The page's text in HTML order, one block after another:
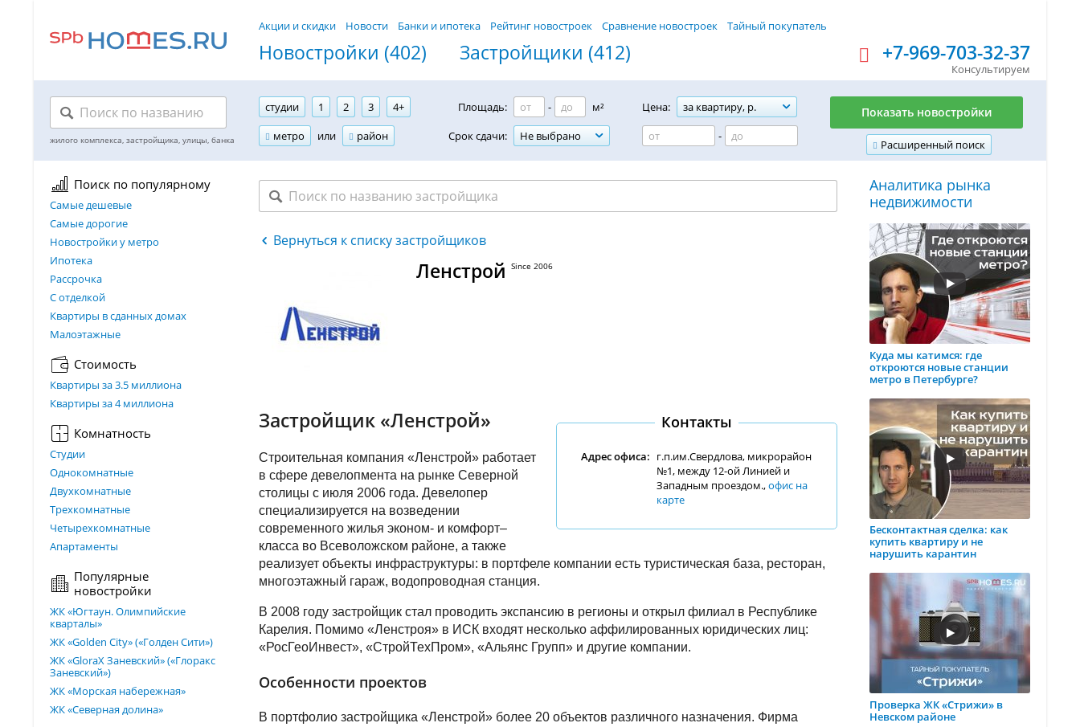
Акции и скидки Новости Банки и ипотека Рейтинг новостроек Сравнение новостроек Тайный покупатель
Новостройки (402) Застройщики (412) +7-969-703-32-37
Консультируем
студии 1 2 3
4+
метро
или район
Площадь: -
м²
Срок сдачи:
Не выбрано
Цена:
за квартиру, р.
-
Расширенный поиск
Показать новостройки
Поиск по популярному
Самые дешевые
Самые дорогие
Новостройки у метро
Ипотека
Рассрочка
С отделкой
Квартиры в сданных домах
Малоэтажные
Стоимость
Квартиры за 3.5 миллиона
Квартиры за 4 миллиона
Комнатность
Студии
Однокомнатные
Двухкомнатные
Трехкомнатные
Четырехкомнатные
Апартаменты
Популярные
новостройки
ЖК «Югтаун. Олимпийские
кварталы»
ЖК «Golden City» («Голден Сити»)
ЖК «GloraX Заневский»​ («Глоракс
Заневский»)
ЖК «Морская набережная»
ЖК «Северная долина»
Вернуться к списку застройщиков
Ленстрой Since 2006
Контакты
Адрес офиса: г.п.им.Свердлова, микрорайон
№1, между 12-ой Линией и
Западным проездом.,офис на
карте
Застройщик «Ленстрой»
Строительная компания «Ленстрой» работает
в сфере девелопмента на рынке Северной
столицы с июля 2006 года. Девелопер
специализируется на возведении
современного жилья эконом- и комфорт–
класса во Всеволожском районе, а также
реализует объекты инфраструктуры: в портфеле компании есть туристическая база, ресторан,
многоэтажный гараж, водопроводная станция.
В 2008 году застройщик стал проводить экспансию в регионы и открыл филиал в Республике
Карелия. Помимо «Ленстроя» в ИСК входят несколько аффилированных юридических лиц:
«РосГеоИнвест», «СтройТехПром», «Альянс Групп» и другие компании.
Особенности проектов
В портфолио застройщика «Ленстрой» более 20 объектов различного назначения. Фирма
Аналитика рынка
недвижимости
Куда мы катимся: где
откроются новые станции
метро в Петербурге?
Бесконтактная сделка: как
купить квартиру и не
нарушить карантин
Проверка ЖК «Стрижи» в
Невском районе